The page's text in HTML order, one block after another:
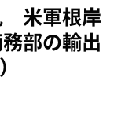
米軍根岸
部の輸出